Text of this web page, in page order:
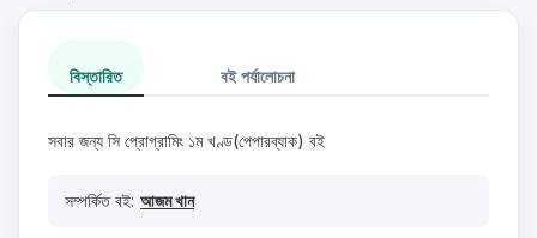
বিস্তারিত বই পর্যালোচনা
সবার জন্য সি প্রোগ্রামিং ১ম খণ্ড(পেপারব্যাক) বই
সম্পর্কিত বই: আজম খান